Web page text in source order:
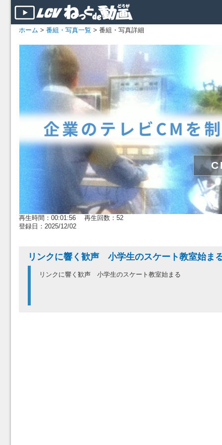
ホーム > 番組・写真一覧 > 番組・写真詳細
再生時間：00:01:56 再生回数：52
登録日：2025/12/02
リンクに響く歓声 小学生のスケート教室始
リンクに響く歓声 小学生のスケート教室始まる